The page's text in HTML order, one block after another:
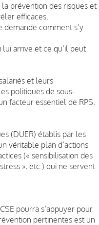
prévention des risques et
efficaces.
demande comment s’y
arrive et ce qu’il peut
et leurs
politiques de sous-
facteur essentiel de RPS.
(DUER) établis par les
véritable plan d’actions
(« sensibilisation des
», etc.) qui ne servent
pourra s’appuyer pour
pertinentes est un